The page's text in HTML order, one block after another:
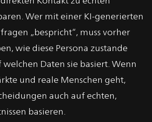
Wer mit einer KI-generierten
„bespricht“, muss vorher
wie diese Persona zustande
Daten sie basiert. Wenn
und reale Menschen geht,
auch auf echten,
basieren.